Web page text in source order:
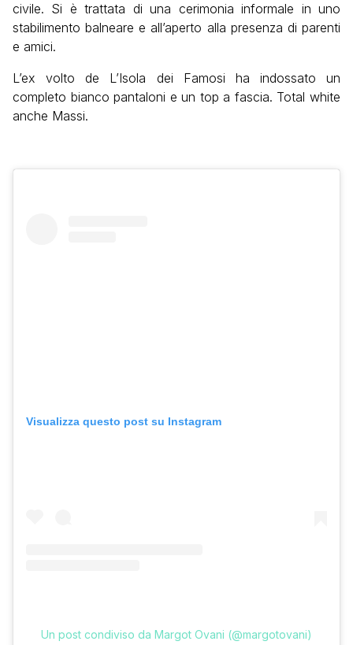
civile. Si è trattata di una cerimonia informale in uno
stabilimento balneare e all’aperto alla presenza di parenti
e amici.
L’ex volto de L’Isola dei Famosi ha indossato un
completo bianco pantaloni e un top a fascia. Total white
anche Massi.
Visualizza questo post su Instagram
Un post condiviso da Margot Ovani (@margotovani)